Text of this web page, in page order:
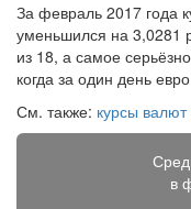
За февраль 2017 года
уменьшился на 3,0281
из 18, а самое
когда за один день
См. также: курсы
в